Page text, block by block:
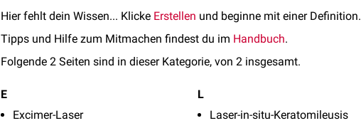
Hier fehlt dein Wissen... Klicke Erstellen und beginne mit einer Definition.
Tipps und Hilfe zum Mitmachen findest du im Handbuch.
Folgende 2 Seiten sind in dieser Kategorie, von 2 insgesamt.
E
Excimer-Laser
L
Laser-in-situ-Keratomileusis